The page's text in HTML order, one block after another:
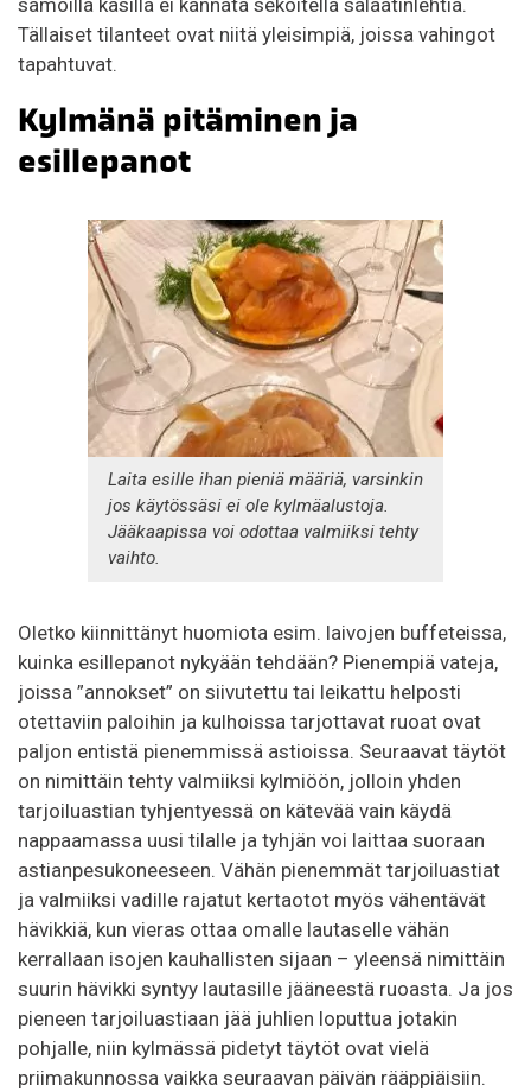
Tällaiset tilanteet ovat niitä yleisimpiä, joissa vahingot
tapahtuvat.
Kylmänä pitäminen ja
esillepanot
Laita esille ihan pieniä määriä, varsinkin
jos käytössäsi ei ole kylmäalustoja.
Jääkaapissa voi odottaa valmiiksi tehty
vaihto.
Oletko kiinnittänyt huomiota esim. laivojen buffeteissa,
kuinka esillepanot nykyään tehdään? Pienempiä vateja,
joissa ”annokset” on siivutettu tai leikattu helposti
otettaviin paloihin ja kulhoissa tarjottavat ruoat ovat
paljon entistä pienemmissä astioissa. Seuraavat täytöt
on nimittäin tehty valmiiksi kylmiöön, jolloin yhden
tarjoiluastian tyhjentyessä on kätevää vain käydä
nappaamassa uusi tilalle ja tyhjän voi laittaa suoraan
astianpesukoneeseen. Vähän pienemmät tarjoiluastiat
ja valmiiksi vadille rajatut kertaotot myös vähentävät
hävikkiä, kun vieras ottaa omalle lautaselle vähän
kerrallaan isojen kauhallisten sijaan – yleensä nimittäin
suurin hävikki syntyy lautasille jääneestä ruoasta. Ja jos
pieneen tarjoiluastiaan jää juhlien loputtua jotakin
pohjalle, niin kylmässä pidetyt täytöt ovat vielä
priimakunnossa vaikka seuraavan päivän rääppiäisiin.